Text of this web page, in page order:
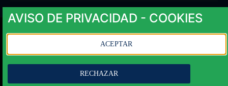
Aviso de Privacidad
AVISO DE PRIVACIDAD - COOKIES
ACEPTAR
RECHAZAR